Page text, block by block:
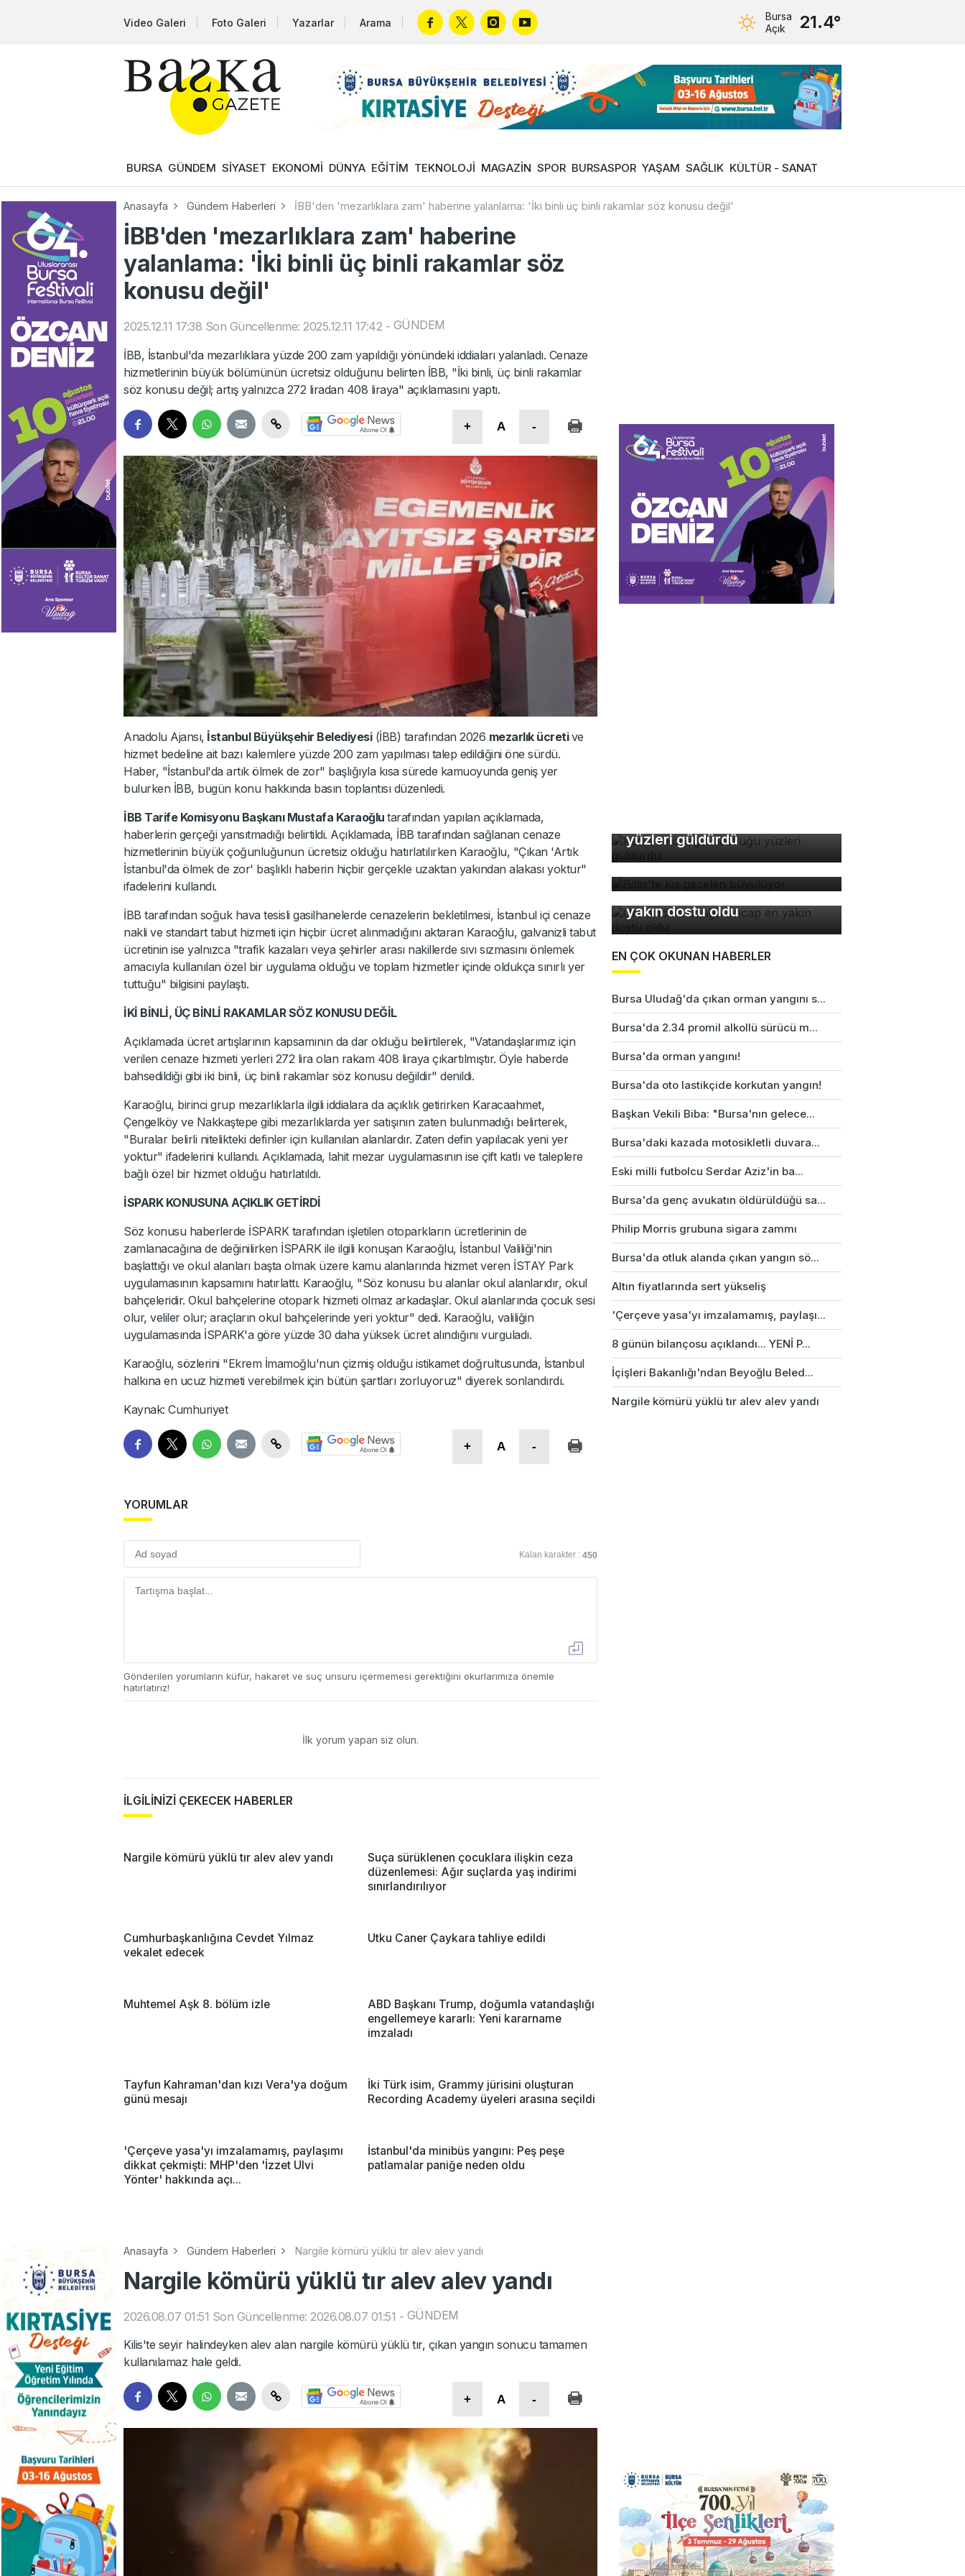
Video Galeri Foto Galeri Yazarlar Arama
Bursa
Açık
21.4°
BURSA GÜNDEM SİYASET EKONOMİ DÜNYA EĞİTİM TEKNOLOJİ MAGAZİN SPOR BURSASPOR YAŞAM SAĞLIK KÜLTÜR - SANAT
Anasayfa Gündem Haberleri İBB'den 'mezarlıklara zam' haberine yalanlama: 'İki binli üç binli rakamlar söz konusu değil'
İBB'den 'mezarlıklara zam' haberine
yalanlama: 'İki binli üç binli rakamlar söz
konusu değil'
2025.12.11 17:38 Son Güncellenme: 2025.12.11 17:42 - GÜNDEM
İBB, İstanbul'da mezarlıklara yüzde 200 zam yapıldığı yönündeki iddiaları yalanladı. Cenaze
hizmetlerinin büyük bölümünün ücretsiz olduğunu belirten İBB, "İki binli, üç binli rakamlar
söz konusu değil; artış yalnızca 272 liradan 408 liraya" açıklamasını yaptı.
+ A -
Anadolu Ajansı, İstanbul Büyükşehir Belediyesi(İBB) tarafından 2026 mezarlık ücretive
hizmet bedeline ait bazı kalemlere yüzde 200 zam yapılması talep edildiğini öne sürdü.
Haber, "İstanbul'da artık ölmek de zor" başlığıyla kısa sürede kamuoyunda geniş yer
bulurken İBB, bugün konu hakkında basın toplantısı düzenledi.
İBB Tarife Komisyonu Başkanı Mustafa Karaoğlu tarafından yapılan açıklamada,
haberlerin gerçeği yansıtmadığı belirtildi. Açıklamada, İBB tarafından sağlanan cenaze
hizmetlerinin büyük çoğunluğunun ücretsiz olduğu hatırlatılırken Karaoğlu, "Çıkan 'Artık
İstanbul'da ölmek de zor' başlıklı haberin hiçbir gerçekle uzaktan yakından alakası yoktur"
ifadelerini kullandı.
İBB tarafından soğuk hava tesisli gasilhanelerde cenazelerin bekletilmesi, İstanbul içi cenaze
nakli ve standart tabut hizmeti için hiçbir ücret alınmadığını aktaran Karaoğlu, galvanizli tabut
ücretinin ise yalnızca "trafik kazaları veya şehirler arası nakillerde sıvı sızmasını önlemek
amacıyla kullanılan özel bir uygulama olduğu ve toplam hizmetler içinde oldukça sınırlı yer
tuttuğu" bilgisini paylaştı.
İKİ BİNLİ, ÜÇ BİNLİ RAKAMLAR SÖZ KONUSU DEĞİL
Açıklamada ücret artışlarının kapsamının da dar olduğu belirtilerek, "Vatandaşlarımız için
verilen cenaze hizmeti yerleri 272 lira olan rakam 408 liraya çıkartılmıştır. Öyle haberde
bahsedildiği gibi iki binli, üç binli rakamlar söz konusu değildir" denildi.
Karaoğlu, birinci grup mezarlıklarla ilgili iddialara da açıklık getirirken Karacaahmet,
Çengelköy ve Nakkaştepe gibi mezarlıklarda yer satışının zaten bulunmadığı belirterek,
"Buralar belirli nitelikteki definler için kullanılan alanlardır. Zaten defin yapılacak yeni yer
yoktur" ifadelerini kullandı. Açıklamada, lahit mezar uygulamasının ise çift katlı ve taleplere
bağlı özel bir hizmet olduğu hatırlatıldı.
İSPARK KONUSUNA AÇIKLIK GETİRDİ
Söz konusu haberlerde İSPARK tarafından işletilen otoparkların ücretlerinin de
zamlanacağına de değinilirken İSPARK ile ilgili konuşan Karaoğlu, İstanbul Valiliği'nin
başlattığı ve okul alanları başta olmak üzere kamu alanlarında hizmet veren İSTAY Park
uygulamasının kapsamını hatırlattı. Karaoğlu, "Söz konusu bu alanlar okul alanlarıdır, okul
bahçeleridir. Okul bahçelerine otopark hizmeti olmaz arkadaşlar. Okul alanlarında çocuk sesi
olur, veliler olur; araçların okul bahçelerinde yeri yoktur" dedi. Karaoğlu, valiliğin
uygulamasında İSPARK'a göre yüzde 30 daha yüksek ücret alındığını vurguladı.
Karaoğlu, sözlerini "Ekrem İmamoğlu'nun çizmiş olduğu istikamet doğrultusunda, İstanbul
halkına en ucuz hizmeti verebilmek için bütün şartları zorluyoruz" diyerek sonlandırdı.
Kaynak: Cumhuriyet
+ A -
YORUMLAR
Kalan karakter : 450
Gönderilen yorumların küfür, hakaret ve suç unsuru içermemesi gerektiğini okurlarımıza önemle
hatırlatırız!
İlk yorum yapan siz olun.
İLGİLİNİZİ ÇEKECEK HABERLER
Nargile kömürü yüklü tır alev alev yandı
Suça sürüklenen çocuklara ilişkin ceza
düzenlemesi: Ağır suçlarda yaş indirimi
sınırlandırılıyor
Cumhurbaşkanlığına Cevdet Yılmaz
vekalet edecek
Utku Caner Çaykara tahliye edildi
Muhtemel Aşk 8. bölüm izle
ABD Başkanı Trump, doğumla vatandaşlığı
engellemeye kararlı: Yeni kararname
imzaladı
Tayfun Kahraman'dan kızı Vera'ya doğum
günü mesajı
İki Türk isim, Grammy jürisini oluşturan
Recording Academy üyeleri arasına seçildi
'Çerçeve yasa'yı imzalamamış, paylaşımı
dikkat çekmişti: MHP'den 'İzzet Ulvi
Yönter' hakkında açı...
İstanbul'da minibüs yangını: Peş peşe
patlamalar paniğe neden oldu
yüzleri güldürdü
Bitlis'te kış geceleri
büyülüyor
Ormanda bulduğu sincap en
yakın dostu oldu
EN ÇOK OKUNAN HABERLER
Bursa Uludağ'da çıkan orman yangını s...
Bursa'da 2.34 promil alkollü sürücü m...
Bursa'da orman yangını!
Bursa'da oto lastikçide korkutan yangın!
Başkan Vekili Biba: "Bursa'nın gelece...
Bursa'daki kazada motosikletli duvara...
Eski milli futbolcu Serdar Aziz'in ba...
Bursa'da genç avukatın öldürüldüğü sa...
Philip Morris grubuna sigara zammı
Bursa'da otluk alanda çıkan yangın sö...
Altın fiyatlarında sert yükseliş
'Çerçeve yasa'yı imzalamamış, paylaşı...
8 günün bilançosu açıklandı... YENİ P...
İçişleri Bakanlığı'ndan Beyoğlu Beled...
Nargile kömürü yüklü tır alev alev yandı
Anasayfa Gündem Haberleri Nargile kömürü yüklü tır alev alev yandı
Nargile kömürü yüklü tır alev alev yandı
2026.08.07 01:51 Son Güncellenme: 2026.08.07 01:51 - GÜNDEM
Kilis'te seyir halindeyken alev alan nargile kömürü yüklü tır, çıkan yangın sonucu tamamen
kullanılamaz hale geldi.
+ A -